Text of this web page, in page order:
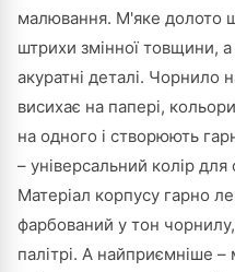
малювання. М'яке долото
штрихи змінної товщини,
акуратні деталі. Чорнило
висихає на папері,
на одного і створюють
– універсальний колір для
Матеріал корпусу гарно
фарбований у тон
палітрі. А найприємніше